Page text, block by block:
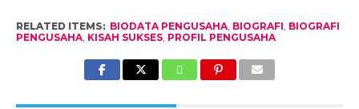
RELATED ITEMS: BIODATA PENGUSAHA, BIOGRAFI, BIOGRAFI
PENGUSAHA, KISAH SUKSES, PROFIL PENGUSAHA